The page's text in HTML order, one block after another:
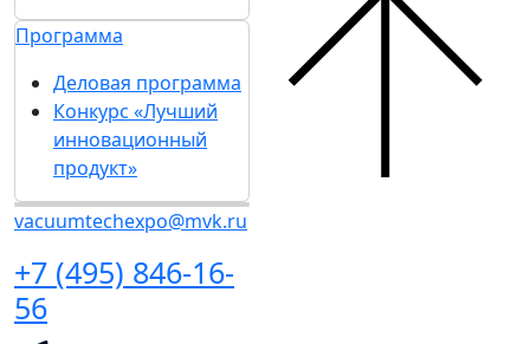
Программа
Деловая программа
Конкурс «Лучший
инновационный
продукт»
vacuumtechexpo@mvk.ru
+7 (495) 846-16-
56